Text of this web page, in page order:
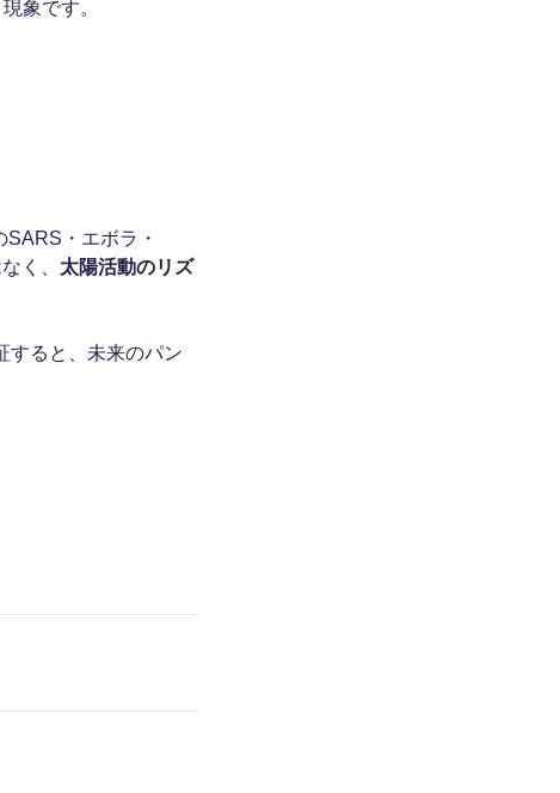
象です。
・エボラ・
く、 太陽活動のリズ
すると、未来のパン